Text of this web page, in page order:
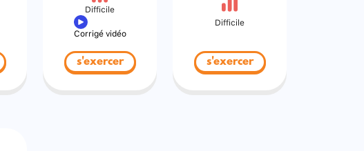
Difficile
Corrigé vidéo
s'exercer
Difficile
s'exercer